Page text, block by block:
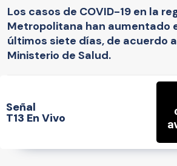
Los casos de COVID-19 en la
Metropolitana han aumentado
últimos siete días, de acuerdo
Ministerio de Salud.
Señal
T13 En Vivo